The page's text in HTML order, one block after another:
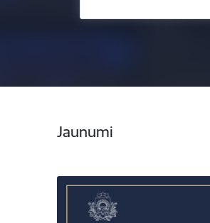
Jaunumi